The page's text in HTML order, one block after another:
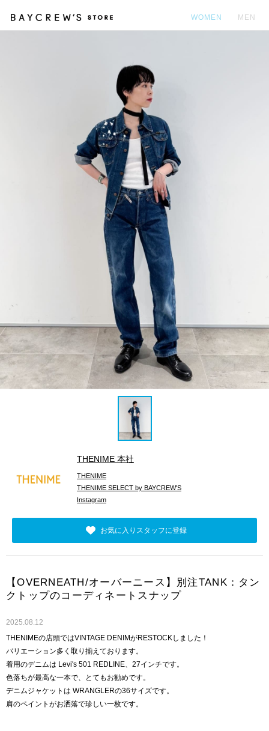
WOMEN MEN
THENIME 本社
THENIME
THENIME SELECT by BAYCREW'S
Instagram
お気に入りスタッフに登録
【OVERNEATH/オーバーニース】別注TANK：タン
クトップのコーディネートスナップ
2025.08.12
THENIMEの店頭ではVINTAGE DENIMがRESTOCKしました！
バリエーション多く取り揃えております。
着用のデニムは Levi's 501 REDLINE、27インチです。
色落ちが最高な一本で、とてもお勧めです。
デニムジャケットは WRANGLERの36サイズです。
肩のペイントがお洒落で珍しい一枚です。